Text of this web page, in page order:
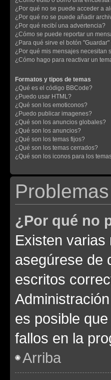
¿Por qué no se puede acceder a
¿Por qué no se puede añadir
¿Por qué recibí una advertencia?
¿Cómo se puede reportar un
¿Para qué sirve el botón
¿Por qué mis mensajes necesitan
¿Cómo hago para reactivar un
Formatos y tipos de temas
¿Qué es el código BBCode?
¿Puedo usar HTML?
¿Qué son los emoticonos?
¿Puedo publicar imagenes?
¿Qué son los anuncios globales?
¿Qué son los anuncios?
¿Qué son los temas fijos?
¿Qué son los temas cerrados?
¿Qué son los iconos para los
¿Por qué no
Existen varias
asegúrese de
escritos
es posible
fallos en la
Arriba